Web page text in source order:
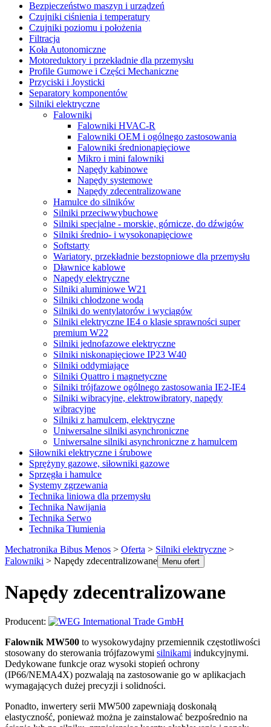
Bezpieczeństwo maszyn i urządzeń
Czujniki ciśnienia i temperatury
Czujniki poziomu i położenia
Filtracja
Koła Autonomiczne
Motoreduktory i przekładnie dla przemysłu
Profile Gumowe i Części Mechaniczne
Przyciski i Joysticki
Separatory komponentów
Silniki elektryczne
Falowniki
Falowniki HVAC-R
Falowniki OEM i ogólnego zastosowania
Falowniki średnionapięciowe
Mikro i mini falowniki
Napędy kabinowe
Napędy systemowe
Napędy zdecentralizowane
Hamulce do silników
Silniki przeciwwybuchowe
Silniki specjalne - morskie, górnicze, do dźwigów
Silniki średnio- i wysokonapięciowe
Softstarty
Wariatory, przekładnie bezstopniowe dla przemysłu
Dławnice kablowe
Napędy elektryczne
Silniki aluminiowe W21
Silniki chłodzone wodą
Silniki do wentylatorów i wyciągów
Silniki elektryczne IE4 o klasie sprawności super
premium W22
Silniki jednofazowe elektryczne
Silniki niskonapięciowe IP23 W40
Silniki oddymiające
Silniki Quattro i magnetyczne
Silniki trójfazowe ogólnego zastosowania IE2-IE4
Silniki wibracyjne, elektrowibratory, napędy
wibracyjne
Silniki z hamulcem, elektryczne
Uniwersalne silniki asynchroniczne
Uniwersalne silniki asynchroniczne z hamulcem
Siłowniki elektryczne i śrubowe
Sprężyny gazowe, siłowniki gazowe
Sprzęgła i hamulce
Systemy zgrzewania
Technika liniowa dla przemysłu
Technika Nawijania
Technika Serwo
Technika Tłumienia
Mechatronika Bibus Menos > Oferta > Silniki elektryczne >
Falowniki > Napędy zdecentralizowane Menu ofert
Napędy zdecentralizowane
Producent:
Falownik MW500 to wysokowydajny przemiennik częstotliwości
stosowany do sterowania trójfazowymi silnikami indukcyjnymi.
Dedykowane funkcje oraz wysoki stopień ochrony
(IP66/NEMA4X) pozwalają na zastosowanie go w aplikacjach
wymagających dużej precyzji i solidności.
Ponadto, inwertery serii MW500 zapewniają doskonałą
elastyczność, ponieważ można je zainstalować bezpośrednio na